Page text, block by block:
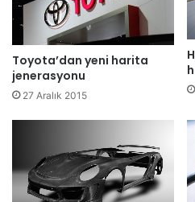
Toyota’dan yeni harita
jenerasyonu
27 Aralık 2015